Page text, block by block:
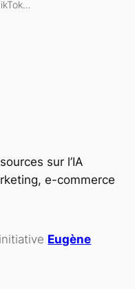
sur l’IA
e-commerce
Eugène